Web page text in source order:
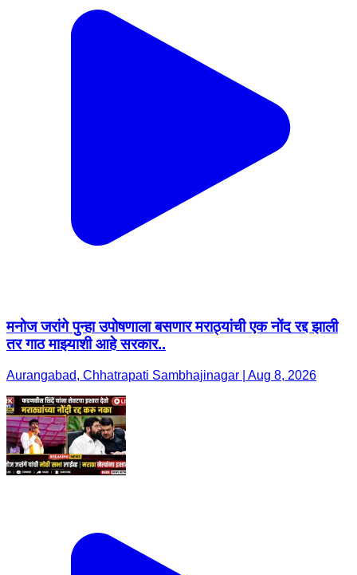
मनोज जरांगे पुन्हा उपोषणाला बसणार मराठ्यांची एक नोंद रद्द झाली
तर गाठ माझ्याशी आहे सरकार..
Aurangabad, Chhatrapati Sambhajinagar | Aug 8, 2026